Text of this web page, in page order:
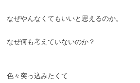
なぜやんなくてもいいと思えるのか。
なぜ何も考えていないのか？
色々突っ込みたくて